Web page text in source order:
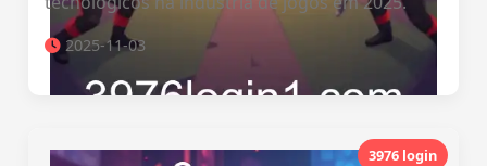
2025-11-03
3976 login